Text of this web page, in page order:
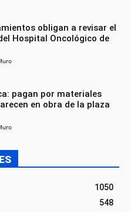
obligan a revisar el
Hospital Oncológico de
pagan por materiales
en obra de la plaza
1050
548